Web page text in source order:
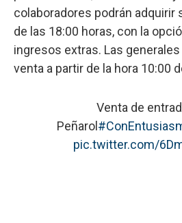
colaboradores podrán adquirir
de las 18:00 horas, con la
ingresos extras. Las generales
venta a partir de la hora 10:00
Venta de
Peñarol
pic.twitter.com/